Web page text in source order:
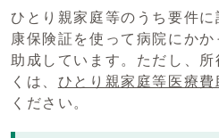
ひとり親家庭等のうち要件
康保険証を使って病院にか
助成しています。ただし、
くは、 ひとり親家庭等医療
ください。